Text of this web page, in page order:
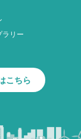
ラリー
こちら